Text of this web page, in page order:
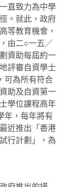
直致力為中學
。就此，政府
等教育機會，
由二○一五／
資助每屆約一
評審自資學士
可為所有符合
助及自資第一
學位課程高年
年，每年將有
近推出「香港
行計劃」，為